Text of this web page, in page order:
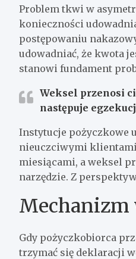
Problem tkwi w
konieczności
postępowaniu
udowadniać, że kwota
stanowi fundament
Weksel przenosi
następuje
Instytucje pożyczkowe
nieuczciwymi
miesiącami, a weksel
narzędzie. Z
Mechanizm
Gdy pożyczkobiorca
trzymać się deklaracji